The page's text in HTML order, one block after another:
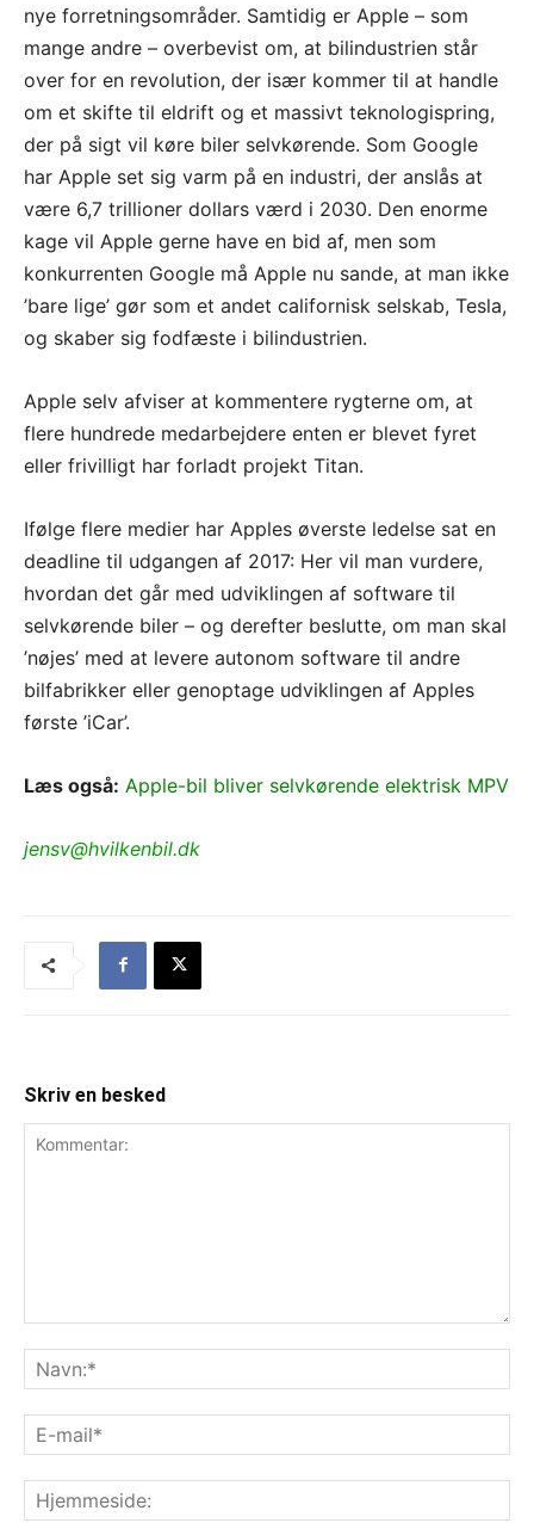
nye forretningsområder. Samtidig er Apple – som
mange andre – overbevist om, at bilindustrien står
over for en revolution, der især kommer til at handle
om et skifte til eldrift og et massivt teknologispring,
der på sigt vil køre biler selvkørende. Som Google
har Apple set sig varm på en industri, der anslås at
være 6,7 trillioner dollars værd i 2030. Den enorme
kage vil Apple gerne have en bid af, men som
konkurrenten Google må Apple nu sande, at man ikke
’bare lige’ gør som et andet californisk selskab, Tesla,
og skaber sig fodfæste i bilindustrien.
Apple selv afviser at kommentere rygterne om, at
flere hundrede medarbejdere enten er blevet fyret
eller frivilligt har forladt projekt Titan.
Ifølge flere medier har Apples øverste ledelse sat en
deadline til udgangen af 2017: Her vil man vurdere,
hvordan det går med udviklingen af software til
selvkørende biler – og derefter beslutte, om man skal
’nøjes’ med at levere autonom software til andre
bilfabrikker eller genoptage udviklingen af Apples
første ’iCar’.
Læs også: Apple-bil bliver selvkørende elektrisk MPV
jensv@hvilkenbil.dk
Skriv en besked